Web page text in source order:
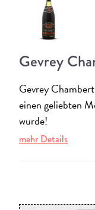
Gevrey
Gevrey
einen geliebten
wurde!
mehr Details